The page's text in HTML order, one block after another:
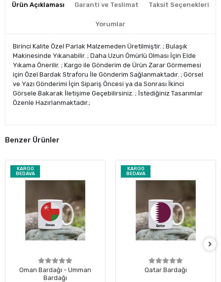
Ürün Açıklaması Garanti ve Teslimat Taksit Seçenekleri
Yorumlar
Birinci Kalite Özel Parlak Malzemeden Üretilmiştir. ; Bulaşık
Makinesinde Yıkanabilir. ; Daha Uzun Ömürlü Olması İçin Elde
Yıkama Önerilir. ; Kargo ile Gönderim de Ürün Zarar Görmemesi
için Özel Bardak Straforu İle Gönderim Sağlanmaktadır. ; Görsel
ve Yazı Gönderimi İçin Sipariş Öncesi ya da Sonrası İkinci
Görsele Bakarak İletişime Geçebilirsiniz. ; İstediğiniz Tasarımlar
Özenle Hazırlanmaktadır.;
Benzer Ürünler
KARGO
BEDAVA
Oman Bardağı - Umman
Bardağı
KARGO
BEDAVA
Qatar Bardağı